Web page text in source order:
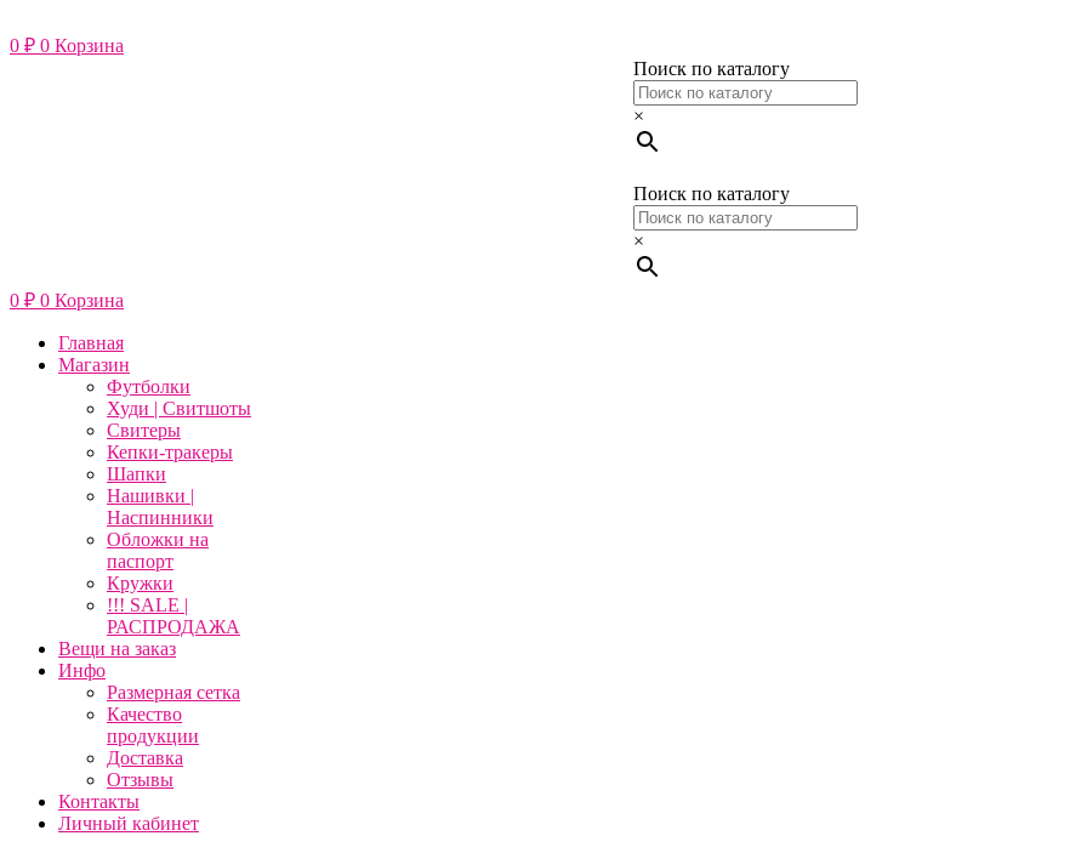
к
содержимому
0 ₽ 0 Корзина
Поиск по каталогу
×
Поиск по каталогу
×
0 ₽ 0 Корзина
Главная
Магазин
Футболки
Худи | Свитшоты
Свитеры
Кепки-тракеры
Шапки
Нашивки |
Наспинники
Обложки на
паспорт
Кружки
!!! SALE |
РАСПРОДАЖА
Вещи на заказ
Инфо
Размерная сетка
Качество
продукции
Доставка
Отзывы
Контакты
Личный кабинет